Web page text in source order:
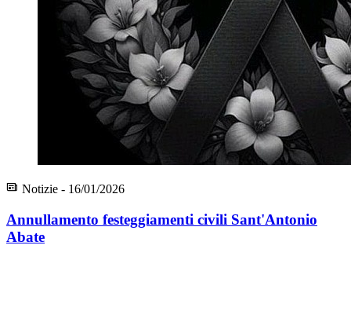
Notizie - 16/01/2026
Annullamento festeggiamenti civili Sant'Antonio
Abate